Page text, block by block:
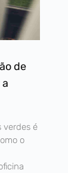
de
verdes é
o